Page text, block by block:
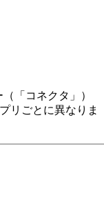
「コネクタ」）
リごとに異なりま